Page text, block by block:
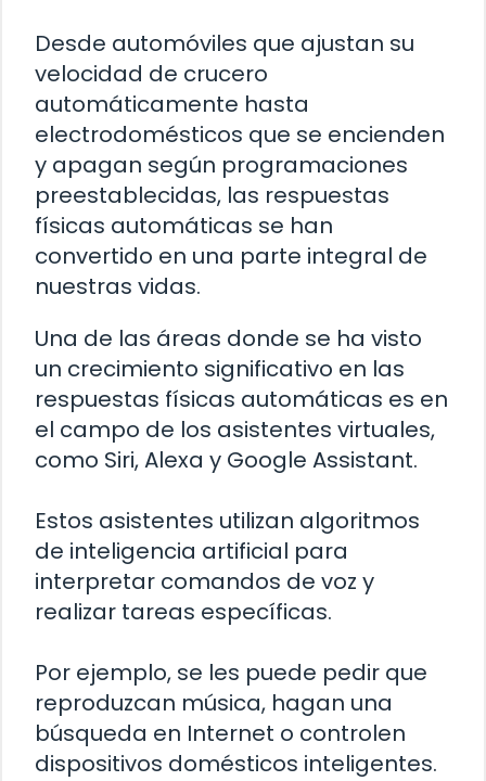
Desde automóviles que ajustan su
velocidad de crucero
automáticamente hasta
electrodomésticos que se encienden
y apagan según programaciones
preestablecidas, las respuestas
físicas automáticas se han
convertido en una parte integral de
nuestras vidas.
Una de las áreas donde se ha visto
un crecimiento significativo en las
respuestas físicas automáticas es en
el campo de los asistentes virtuales,
como Siri, Alexa y Google Assistant.
Estos asistentes utilizan algoritmos
de inteligencia artificial para
interpretar comandos de voz y
realizar tareas específicas.
Por ejemplo, se les puede pedir que
reproduzcan música, hagan una
búsqueda en Internet o controlen
dispositivos domésticos inteligentes.